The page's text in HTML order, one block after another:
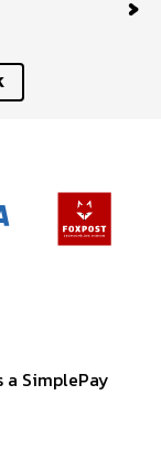
a SimplePay